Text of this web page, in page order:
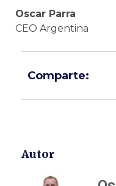
Oscar Parra
CEO Argentina
Comparte:
Autor